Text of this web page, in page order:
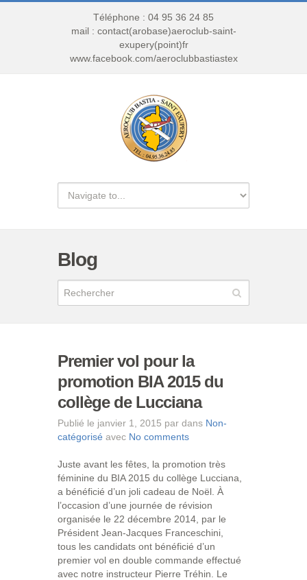
Téléphone : 04 95 36 24 85
mail : contact(arobase)aeroclub-saint-
exupery(point)fr
www.facebook.com/aeroclubbastiastex
Blog
Premier vol pour la
promotion BIA 2015 du
collège de Lucciana
Publié le janvier 1, 2015 par dans Non-
catégorisé avec No comments
Juste avant les fêtes, la promotion très
féminine du BIA 2015 du collège Lucciana,
a bénéficié d’un joli cadeau de Noël. À
l’occasion d’une journée de révision
organisée le 22 décembre 2014, par le
Président Jean-Jacques Franceschini,
tous les candidats ont bénéficié d’un
premier vol en double commande effectué
avec notre instructeur Pierre Tréhin. Le